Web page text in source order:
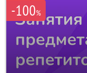
-100%